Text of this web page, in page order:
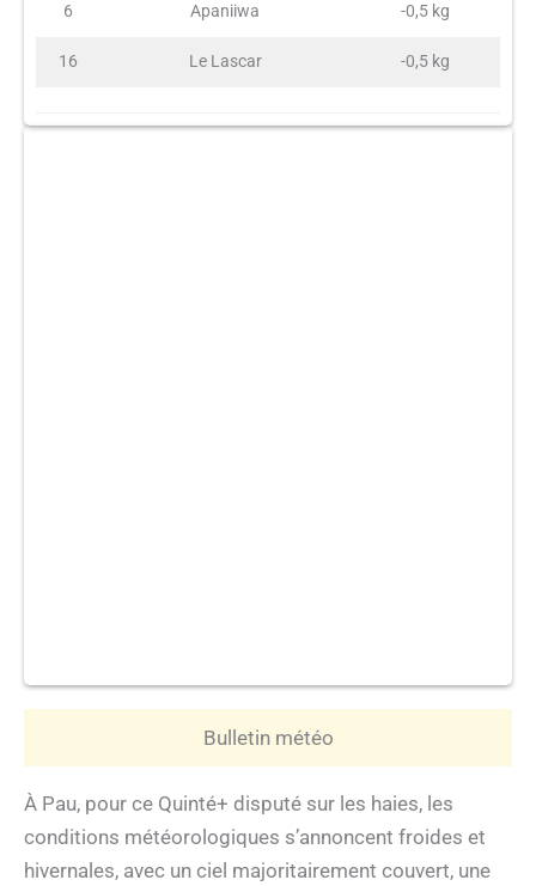
6 Apaniiwa -0,5 kg
16 Le Lascar -0,5 kg
Bulletin météo
À Pau, pour ce Quinté+ disputé sur les haies, les
conditions météorologiques s’annoncent froides et
hivernales, avec un ciel majoritairement couvert, une